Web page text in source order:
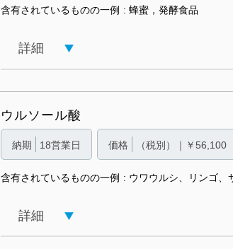
含有されているものの一例 蜂蜜，発酵食品
詳細
ウルソール酸
納期 18営業日 価格 （税別）｜￥56,100
含有されているものの一例 ウワウルシ、リンゴ、
詳細